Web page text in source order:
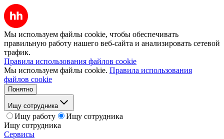
Мы используем файлы cookie, чтобы обеспечивать
правильную работу нашего веб-сайта и анализировать сетевой
трафик.
Правила использования файлов cookie
Мы используем файлы cookie. Правила использования
файлов cookie
Понятно
Ищу сотрудника
Ищу работу
Ищу сотрудника
Ищу сотрудника
Сервисы